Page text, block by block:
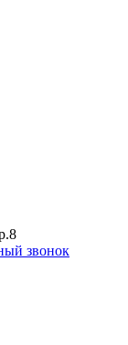
звонок